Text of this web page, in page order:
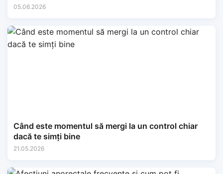
05.06.2026
Când este momentul să mergi la un control chiar
dacă te simți bine
21.05.2026